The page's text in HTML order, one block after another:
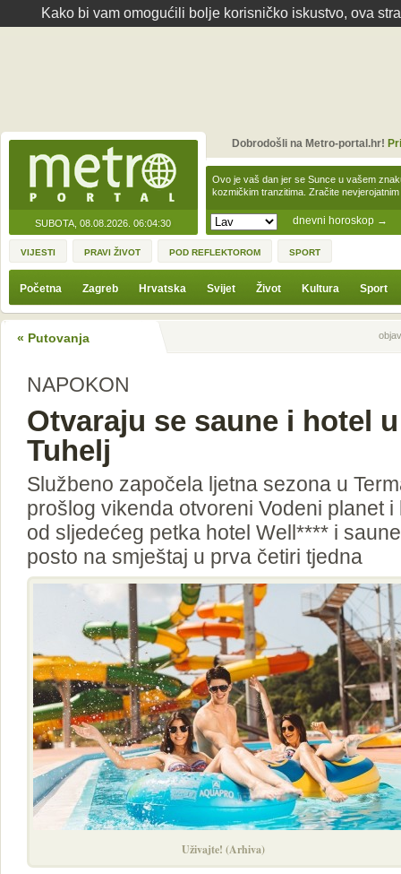
Kako bi vam omogućili bolje korisničko iskustvo, ova
SUBOTA, 08.08.2026. 06:04:30 dnevni horoskop →
Ovo je vaš dan jer se Sunce u vašem
kozmičkim tranzitima. Zračite
Dobrodošli na Metro-portal.hr!
VIJESTI PRAVI ŽIVOT POD REFLEKTOROM SPORT
Početna Zagreb Hrvatska Svijet Život Kultura Sport
« Putovanja Prethodna
NAPOKON
Otvaraju se saune i hotel
Tuhelj
Službeno započela ljetna sezona u
prošlog vikenda otvoreni Vodeni planet i
od sljedećeg petka hotel Well**** i
posto na smještaj u prva četiri tjedna
Uživajte! (Arhiva)